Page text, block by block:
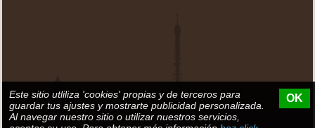
Este sitio utliliza 'cookies' propias y de terceros para
guardar tus ajustes y mostrarte publicidad personalizada.
Al navegar nuestro sitio o utilizar nuestros servicios,
OK